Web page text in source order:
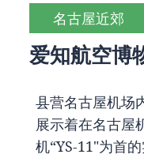
名古屋近郊
爱知航空博
县营名古屋机场
展示着在名古屋
机“YS-11"为首